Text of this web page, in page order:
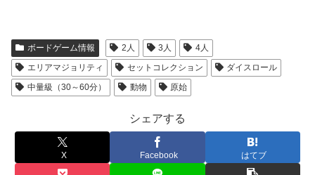
ボードゲーム情報 2人 3人
4人
エリアマジョリティ
セットコレクション
ダイスロール
中量級（30～60分）
動物 原始
シェアする
X Facebook はてブ